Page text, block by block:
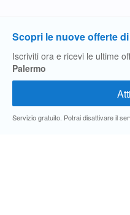
Scopri le nuove offerte
Iscriviti ora e ricevi le ultime
Palermo
Servizio gratuito. Potrai disattivare il